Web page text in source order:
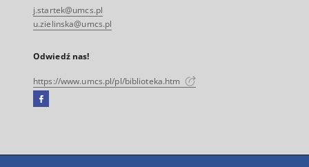
j.startek@umcs.pl
u.zielinska@umcs.pl
Odwiedź nas!
https://www.umcs.pl/pl/biblioteka.htm
Facebook
się